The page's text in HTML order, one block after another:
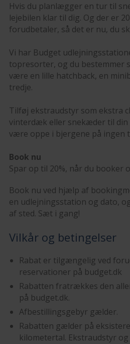
Hvis du planlægger en tur til
lejebilen klar til dig. Og der er
forudbetaler, så det er nu, du
Vi har Budget
topresorter, og du bestemmer
være en lille hatchback, en
tredje.
Tilføj ekstraudstyr som ekstra
vinterdæk eller snekæder til din
være oppe i bjergene på ingen
Book nu
Spar op til 20%, når du booker
Book nu ved hjælp af
en udlejningsstation og dato,
af sted. Sæt i gang!
Vilkår og betingelser
Rabat er tilgængelig ved
reservationer på budget.dk
Rabatten fratrækkes den
på budget.dk.
Afbestillingsgebyr gælder.
Rabatten gælder på
kilometertal. Ekstraudstyr